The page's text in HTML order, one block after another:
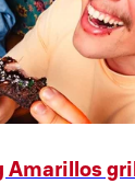
grill